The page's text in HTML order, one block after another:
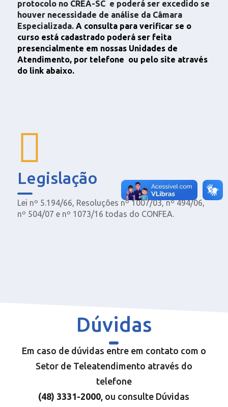
protocolo no CREA-SC e poderá ser excedido se
houver necessidade de análise da Câmara
Especializada. A consulta para verificar se o
curso está cadastrado poderá ser feita
presencialmente em nossas Unidades de
Atendimento, por telefone ou pelo site através
do link abaixo.
Legislação
Lei nº 5.194/66, Resoluções nº 1007/03, nº 494/06,
nº 504/07 e nº 1073/16 todas do CONFEA.
Dúvidas
Em caso de dúvidas entre em contato com o
Setor de Teleatendimento através do
telefone
(48) 3331-2000, ou consulte Dúvidas